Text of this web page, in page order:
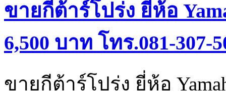
ขายกีต้าร์โปร่ง ยี่ห้อ
6,500 บาท โทร.081-307-
ขายกีต้าร์โปร่ง ยี่ห้อ